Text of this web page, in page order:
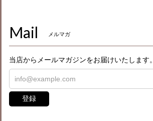
Mail メルマガ
当店からメールマガジンをお届けいたします。
登録